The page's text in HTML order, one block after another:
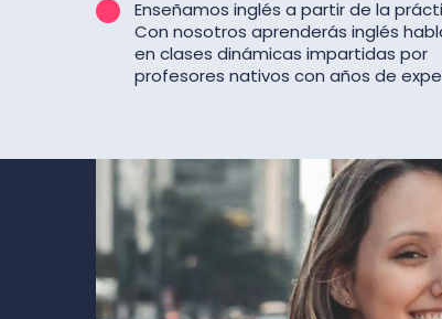
Enseñamos inglés a partir de la
Con nosotros aprenderás inglés
en clases dinámicas impartidas por
profesores nativos con años de